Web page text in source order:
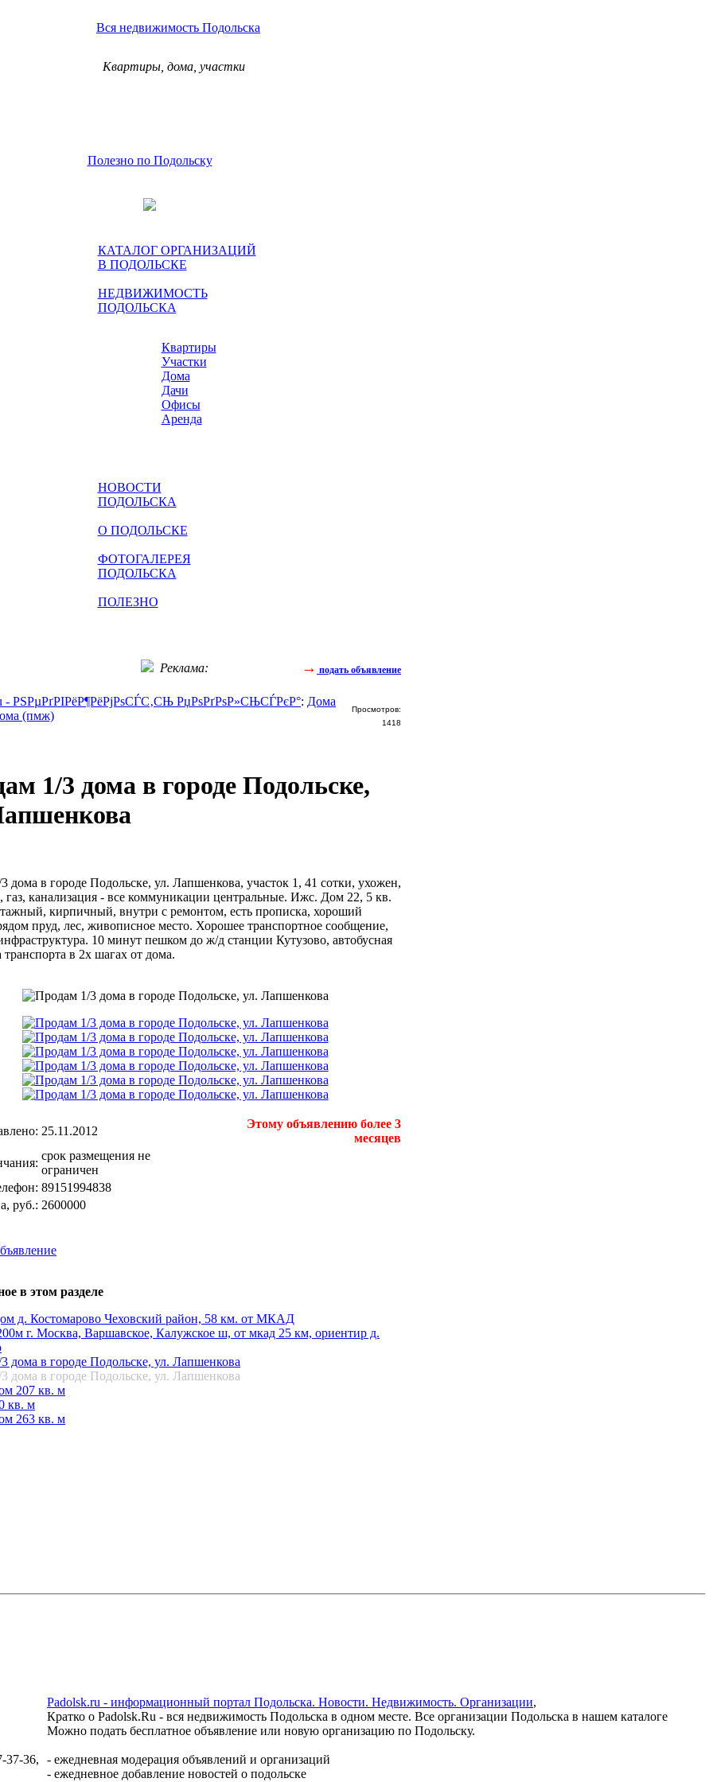
Вся недвижимость Подольска
Квартиры, дома, участки
Полезно по Подольску
КАТАЛОГ ОРГАНИЗАЦИЙ
В ПОДОЛЬСКЕ
НЕДВИЖИМОСТЬ
ПОДОЛЬСКА
Квартиры
Участки
Дома
Дачи
Офисы
Аренда
НОВОСТИ
ПОДОЛЬСКА
О ПОДОЛЬСКЕ
ФОТОГАЛЕРЕЯ
ПОДОЛЬСКА
ПОЛЕЗНО
Реклама: → подать объявление
- РЅРµРґРІРёР¶РёРјРѕСЃС‚СЊ РџРѕРґРѕР»СЊСЃРєР°: Дома
(пмж)
Просмотров:
1418
1/3 дома в городе Подольске,
дома в городе Подольске, ул. Лапшенкова, участок 1, 41 сотки, ухожен,
газ, канализация - все коммуникации центральные. Ижс. Дом 22, 5 кв.
кирпичный, внутри с ремонтом, есть прописка, хороший
пруд, лес, живописное место. Хорошее транспортное сообщение,
10 минут пешком до ж/д станции Кутузово, автобусная
транспорта в 2х шагах от дома.
25.11.2012
Этому объявлению более 3
месяцев
срок размещения не
ограничен
89151994838
руб.: 2600000
в этом разделе
д. Костомарово Чеховский район, 58 км. от МКАД
г. Москва, Варшавское, Калужское ш, от мкад 25 км, ориентир д.
дома в городе Подольске, ул. Лапшенкова
дома в городе Подольске, ул. Лапшенкова
207 кв. м
кв. м
263 кв. м
37-36,
Padolsk.ru - информационный портал Подольска. Новости. Недвижимость. Организации,
Кратко о Padolsk.Ru - вся недвижимость Подольска в одном месте. Все организации Подольска в нашем каталоге
Можно подать бесплатное объявление или новую организацию по Подольску.
- ежедневная модерация объявлений и организаций
- ежедневное добавление новостей о подольске